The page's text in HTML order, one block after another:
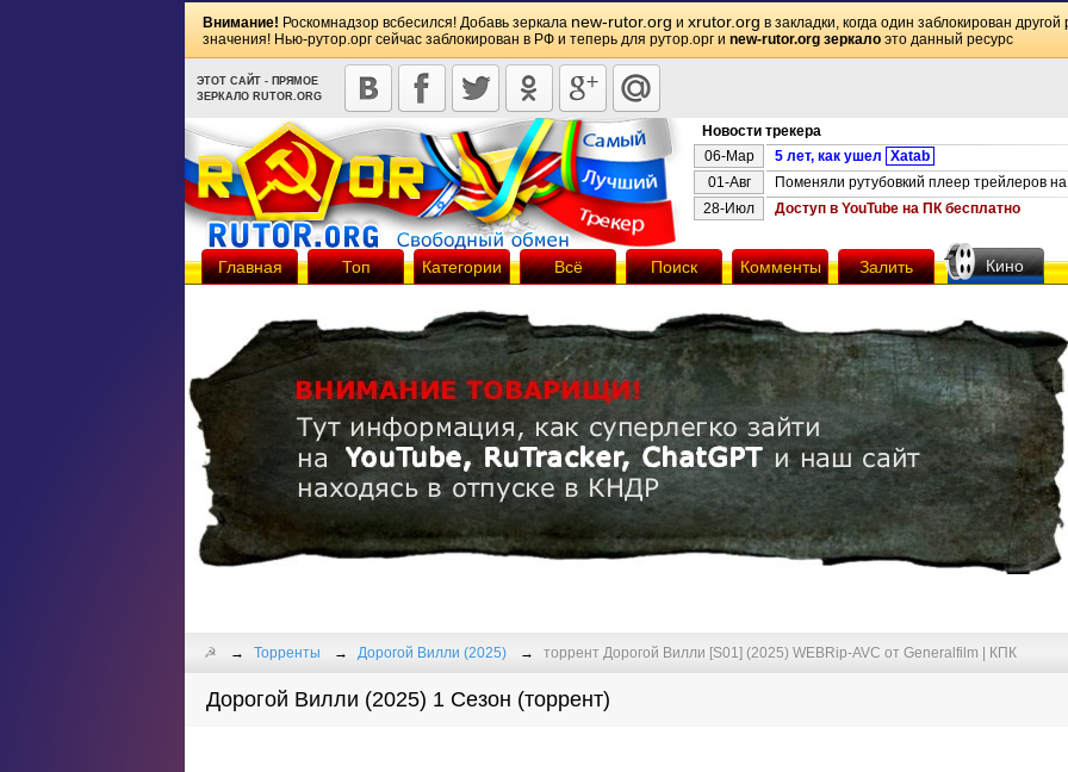
Внимание! Роскомнадзор всбесился! Добавь зеркала new-rutor.org и xrutor.org в закладки, когда один заблокирован
значения! Нью-рутор.орг сейчас заблокирован в РФ и теперь для рутор.орг и new-rutor.org зеркало это данный ресурс
ЭТОТ САЙТ - ПРЯМОЕ
ЗЕРКАЛО RUTOR.ORG
Новости трекера
06-Мар
5 лет, как ушел Xatab
01-Авг
Поменяли рутубовкий плеер трейлеров
28-Июл
Доступ в YouTube на ПК бесплатно
Главная Топ Категории Всё Поиск Комменты Залить Кино
☭ Торренты Дорогой Вилли (2025) торрент Дорогой Вилли [S01] (2025) WEBRip-AVC от Generalfilm | КПК
Дорогой Вилли (2025) 1 Сезон (торрент)